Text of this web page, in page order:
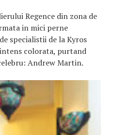
Regence din zona de
in mici perne
specialistii de la Kyros
colorata, purtand
Andrew Martin.